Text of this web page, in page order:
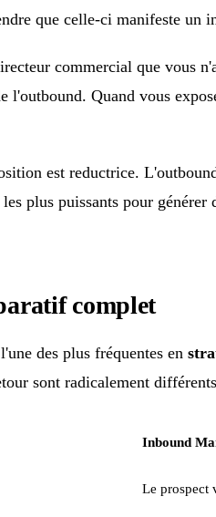
que celle-ci manifeste un
commercial que vous
l'outbound. Quand vous
est reductrice.
plus puissants pour
complet
des plus fréquentes en
sont radicalement
Inbound
Le prospect